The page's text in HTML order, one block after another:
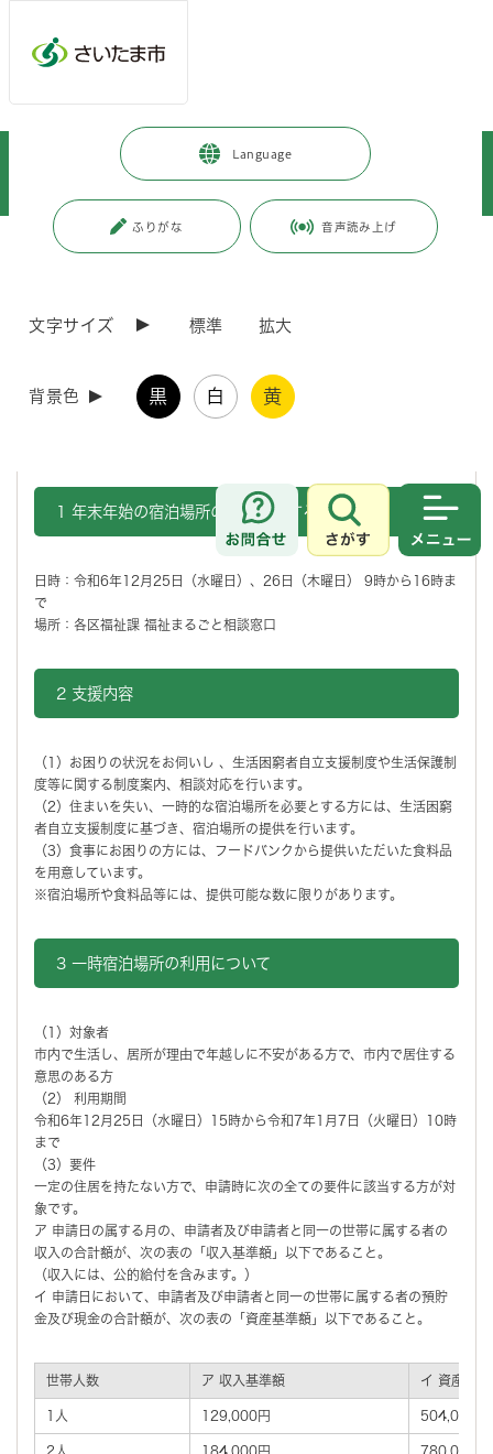
Language
ふりがな 音声読み上げ
文字サイズ 標準 拡大
背景色 黒 白 黄
お問合せ
さがす
市政情報 広報・報道 > 記者への情報提供
>
更新日付：2025年9月10日 / ページ番号：C117718
所を提供します
さいたま市では、 経済的に困窮して住まいを失った方等に対し、年末
年始の一時的な宿泊場所を提供します。
市内で生活し、居所が理由で年越しに不安がある方は、以下の相談窓口
1 年末年始の宿泊場所の利用に関する窓口
日時：令和6年12月25日（水曜日）、26日（木曜日） 9時から16時ま
で
場所：各区福祉課 福祉まるごと相談窓口
2 支援内容
（1）お困りの状況をお伺いし 、生活困窮者自立支援制度や生活保護制
度等に関する制度案内、相談対応を行います。
（2）住まいを失い、一時的な宿泊場所を必要とする方には、生活困窮
者自立支援制度に基づき、宿泊場所の提供を行います。
（3）食事にお困りの方には、フードバンクから提供いただいた食料品
を用意しています。
※宿泊場所や食料品等には、提供可能な数に限りがあります。
3 一時宿泊場所の利用について
（1）対象者
市内で生活し、居所が理由で年越しに不安がある方で、市内で居住する
意思のある方
（2） 利用期間
令和6年12月25日（水曜日）15時から令和7年1月7日（火曜日）10時
まで
（3）要件
一定の住居を持たない方で、申請時に次の全ての要件に該当する方が対
象です。
ア 申請日の属する月の、申請者及び申請者と同一の世帯に属する者の
収入の合計額が、次の表の「収入基準額」以下であること。
（収入には、公的給付を含みます。）
イ 申請日において、申請者及び申請者と同一の世帯に属する者の預貯
金及び現金の合計額が、次の表の「資産基準額」以下であること。
世帯人数 ア 収入基準額 イ 資産基準
1人 129,000円 504,000円
2人 184,000円 780,000円